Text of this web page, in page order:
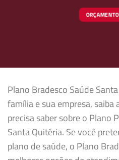
Plano Bradesco Saúde
família e sua empresa,
precisa saber sobre o Plano
Santa Quitéria. Se você
plano de saúde, o Plano